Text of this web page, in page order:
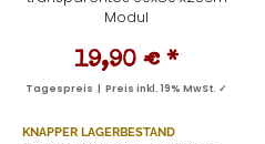
Modul
19,90 € *
Tagespreis | Preis inkl. 19% MwSt. ✓
KNAPPER LAGERBESTAND